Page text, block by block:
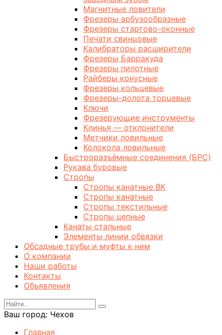
Магнитные ловители
Фрезеры арбузообразные
Фрезеры стартово-оконные
Печати свинцовые
Калибраторы расширители
Фрезеры Барракуда
Фрезеры пилотные
Райберы конусные
Фрезеры кольцевые
Фрезеры-долота торцевые
Ключи
Фрезерующие инструменты
Клинья — отклонители
Метчики ловильные
Колокола ловильные
Быстроразъёмные соединения (БРС)
Рукава буровые
Стропы
Стропы канатные ВК
Стропы канатные
Стропы текстильные
Стропы цепные
Канаты стальные
Элементы линии обвязки
Обсадные трубы и муфты к ним
О компании
Наши работы
Контакты
Объявления
Ваш город: Чехов
Главная